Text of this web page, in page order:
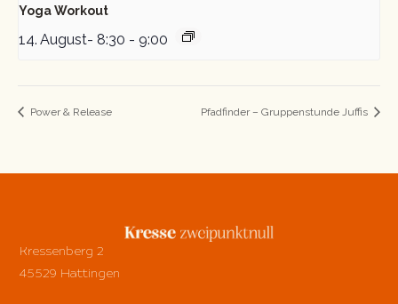
Yoga Workout
14. August- 8:30 - 9:00
Power & Release Pfadfinder – Gruppenstunde Juffis
Kressenberg 2
45529 Hattingen